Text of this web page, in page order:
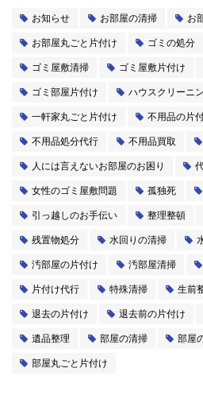
お知らせ お部屋の清掃
お
お部屋丸ごと片付け
ゴミの処分
ゴミ屋敷清掃
ゴミ屋敷片付け
ゴミ部屋片付け
ハウスクリーニ
一軒家丸ごと片付け
不用品の片
不用品処分代行
不用品買取
人には言えないお部屋のお困り
女性のゴミ屋敷問題
孤独死
引っ越しのお手伝い
整理整頓
残置物処分
水回りの清掃
汚部屋の片付け
汚部屋清掃
片付け代行
特殊清掃 生前
退去の片付け
退去前の片付け
遺品整理
部屋の清掃
部屋
部屋丸ごと片付け